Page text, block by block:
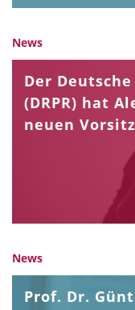
News
Der
(DRPR) hat
neuen
News
Prof. Dr.